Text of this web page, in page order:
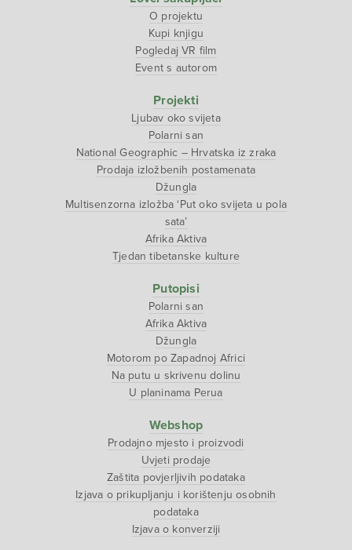
O projektu
Kupi knjigu
Pogledaj VR film
Event s autorom
Projekti
Ljubav oko svijeta
Polarni san
National Geographic – Hrvatska iz zraka
Prodaja izložbenih postamenata
Džungla
Multisenzorna izložba ‘Put oko svijeta u pola
sata’
Afrika Aktiva
Tjedan tibetanske kulture
Putopisi
Polarni san
Afrika Aktiva
Džungla
Motorom po Zapadnoj Africi
Na putu u skrivenu dolinu
U planinama Perua
Webshop
Prodajno mjesto i proizvodi
Uvjeti prodaje
Zaštita povjerljivih podataka
Izjava o prikupljanju i korištenju osobnih
podataka
Izjava o konverziji